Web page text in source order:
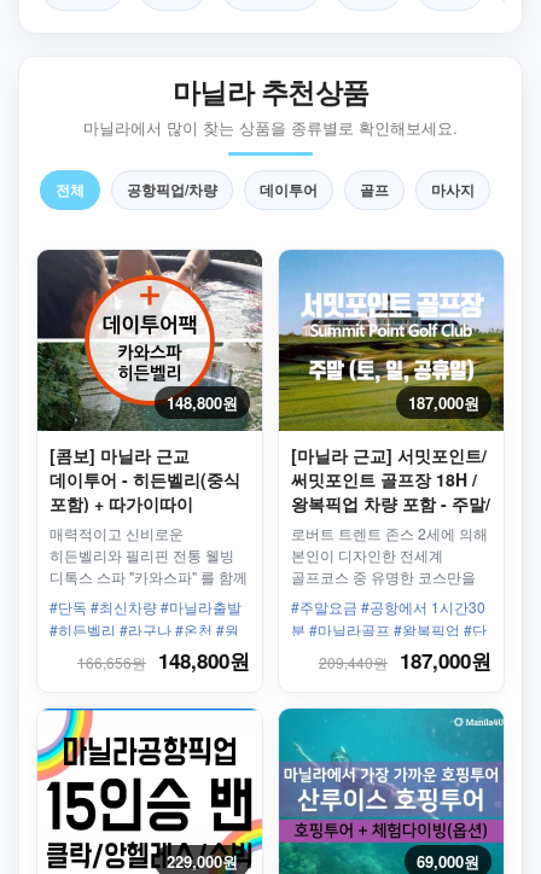
마닐라 추천상품
마닐라에서 많이 찾는 상품을 종류별로 확인해보세요.
전체 공항픽업/차량 데이투어 골프 마사지
148,800원
[콤보] 마닐라 근교
데이투어 - 히든벨리(중식
포함) + 따가이따이
카와스파, 전신마사지
(1시간)
매력적이고 신비로운
히든벨리와 필리핀 전통 웰빙
디톡스 스파 "카와스파" 를 함께
즐겨보세요. 본 투어는 중식과
석식이 제공되는 투어 입니다.
#단독 #최신차량 #마닐라출발
#히든벨리 #라구나 #온천 #원
시림 #효도 #커플
166,656원 148,800원
187,000원
[마닐라 근교] 서밋포인트/
써밋포인트 골프장 18H /
왕복픽업 차량 포함 - 주말/
휴일
로버트 트렌트 존스 2세에 의해
본인이 디자인한 전세계
골프코스 중 유명한 코스만을
재설계
#주말요금 #공항에서 1시간30
분 #마닐라골프 #왕복픽업 #단
209,440원 187,000원
229,000원 69,000원